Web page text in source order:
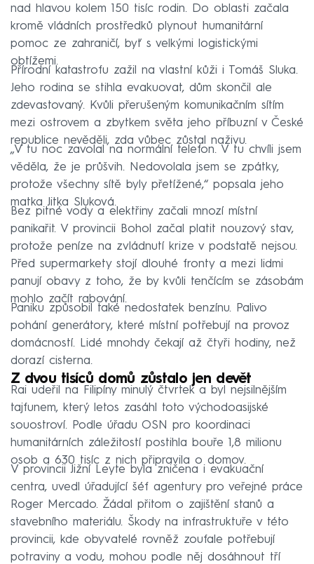
nad hlavou kolem 150 tisíc rodin. Do oblasti začala
kromě vládních prostředků plynout humanitární
pomoc ze zahraničí, byť s velkými logistickými
obtížemi.
Přírodní katastrofu zažil na vlastní kůži i Tomáš Sluka.
Jeho rodina se stihla evakuovat, dům skončil ale
zdevastovaný. Kvůli přerušeným komunikačním sítím
mezi ostrovem a zbytkem světa jeho příbuzní v České
republice nevěděli, zda vůbec zůstal naživu.
„V tu noc zavolal na normální telefon. V tu chvíli jsem
věděla, že je průšvih. Nedovolala jsem se zpátky,
protože všechny sítě byly přetížené,“ popsala jeho
matka Jitka Sluková.
Bez pitné vody a elektřiny začali mnozí místní
panikařit. V provincii Bohol začal platit nouzový stav,
protože peníze na zvládnutí krize v podstatě nejsou.
Před supermarkety stojí dlouhé fronty a mezi lidmi
panují obavy z toho, že by kvůli tenčícím se zásobám
mohlo začít rabování.
Paniku způsobil také nedostatek benzínu. Palivo
pohání generátory, které místní potřebují na provoz
domácností. Lidé mnohdy čekají až čtyři hodiny, než
dorazí cisterna.
Z dvou tisíců domů zůstalo jen devět
Rai udeřil na Filipíny minulý čtvrtek a byl nejsilnějším
tajfunem, který letos zasáhl toto východoasijské
souostroví. Podle úřadu OSN pro koordinaci
humanitárních záležitostí postihla bouře 1,8 milionu
osob a 630 tisíc z nich připravila o domov.
V provincii Jižní Leyte byla zničena i evakuační
centra, uvedl úřadující šéf agentury pro veřejné práce
Roger Mercado. Žádal přitom o zajištění stanů a
stavebního materiálu. Škody na infrastruktuře v této
provincii, kde obyvatelé rovněž zoufale potřebují
potraviny a vodu, mohou podle něj dosáhnout tří